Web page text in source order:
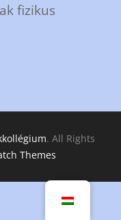
fizikus
. All Rights
Themes